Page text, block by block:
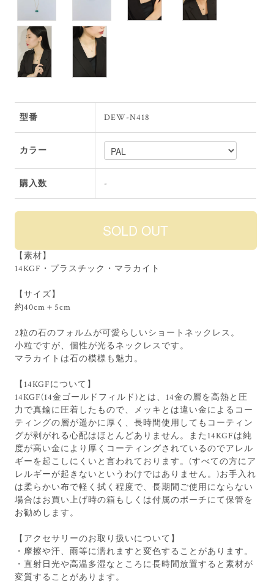
型番 DEW-N418
カラー
購入数 -
【素材】
14KGF・プラスチック・マラカイト
【サイズ】
約40cm＋5cm
2粒の石のフォルムが可愛らしいショートネックレス。
小粒ですが、個性が光るネックレスです。
マラカイトは石の模様も魅力。
【14KGFについて】
14KGF(14金ゴールドフィルド)とは、14金の層を高熱と圧
力で真鍮に圧着したもので、メッキとは違い金によるコー
ティングの層が遥かに厚く、長時間使用してもコーティン
グが剥がれる心配はほとんどありません。また14KGFは純
度が高い金により厚くコーティングされているのでアレル
ギーを起こしにくいと言われております。(すべての方にア
レルギーが起きないというわけではありません。)お手入れ
は柔らかい布で軽く拭く程度で、長期間ご使用にならない
場合はお買い上げ時の箱もしくは付属のポーチにて保管を
お勧めします。
【アクセサリーのお取り扱いについて】
・摩擦や汗、雨等に濡れますと変色することがあります。
・直射日光や高温多湿なところに長時間放置すると素材が
変質することがあります。